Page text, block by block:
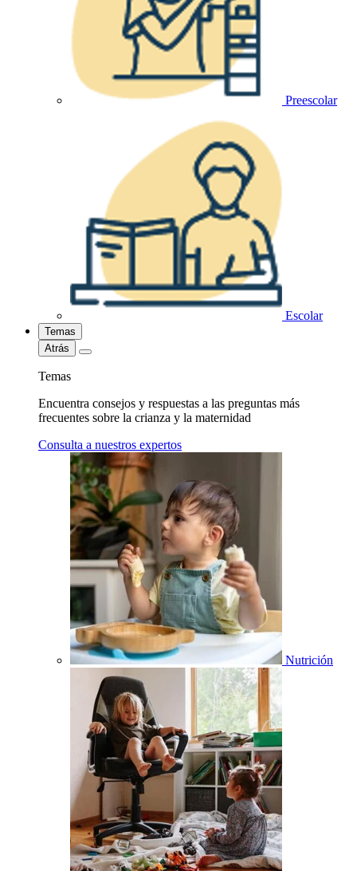
Preescolar
Escolar
Temas
Atrás
Temas
Encuentra consejos y respuestas a las preguntas más
frecuentes sobre la crianza y la maternidad
Consulta a nuestros expertos
Nutrición